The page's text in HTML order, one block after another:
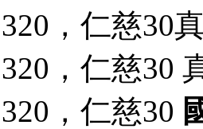
，仁慈30
，仁慈30
，仁慈30